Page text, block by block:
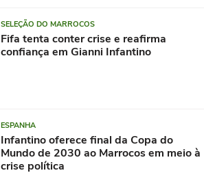
SELEÇÃO DO MARROCOS
Fifa tenta conter crise e reafirma
confiança em Gianni Infantino
ESPANHA
Infantino oferece final da Copa do
Mundo de 2030 ao Marrocos em meio à
crise política